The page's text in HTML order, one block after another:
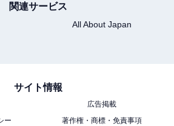
関連サービス
All About Japan
サイト情報
広告掲載
ー
著作権・商標・免責事項